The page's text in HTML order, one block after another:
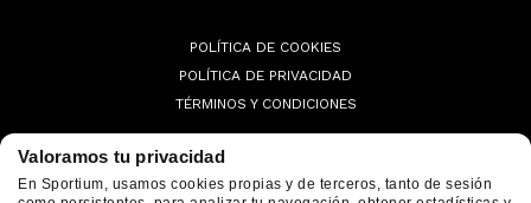
Valoramos tu privacidad
En Sportium, usamos cookies propias y de terceros, tanto de sesión
POLÍTICA DE COOKIES
POLÍTICA DE PRIVACIDAD
TÉRMINOS Y CONDICIONES